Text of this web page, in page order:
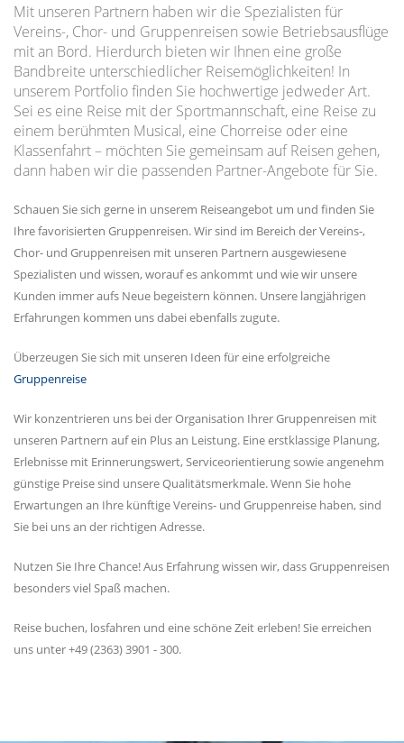
Mit unseren Partnern haben wir die Spezialisten für
Vereins-, Chor- und Gruppenreisen sowie Betriebsausflüge
mit an Bord. Hierdurch bieten wir Ihnen eine große
Bandbreite unterschiedlicher Reisemöglichkeiten! In
unserem Portfolio finden Sie hochwertige jedweder Art.
Sei es eine Reise mit der Sportmannschaft, eine Reise zu
einem berühmten Musical, eine Chorreise oder eine
Klassenfahrt – möchten Sie gemeinsam auf Reisen gehen,
dann haben wir die passenden Partner-Angebote für Sie.
Schauen Sie sich gerne in unserem Reiseangebot um und finden Sie
Ihre favorisierten Gruppenreisen. Wir sind im Bereich der Vereins-,
Chor- und Gruppenreisen mit unseren Partnern ausgewiesene
Spezialisten und wissen, worauf es ankommt und wie wir unsere
Kunden immer aufs Neue begeistern können. Unsere langjährigen
Erfahrungen kommen uns dabei ebenfalls zugute.
Überzeugen Sie sich mit unseren Ideen für eine erfolgreiche
Gruppenreise
Wir konzentrieren uns bei der Organisation Ihrer Gruppenreisen mit
unseren Partnern auf ein Plus an Leistung. Eine erstklassige Planung,
Erlebnisse mit Erinnerungswert, Serviceorientierung sowie angenehm
günstige Preise sind unsere Qualitätsmerkmale. Wenn Sie hohe
Erwartungen an Ihre künftige Vereins- und Gruppenreise haben, sind
Sie bei uns an der richtigen Adresse.
Nutzen Sie Ihre Chance! Aus Erfahrung wissen wir, dass Gruppenreisen
besonders viel Spaß machen.
Reise buchen, losfahren und eine schöne Zeit erleben! Sie erreichen
uns unter +49 (2363) 3901 - 300.